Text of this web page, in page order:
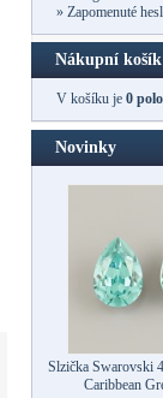
»Zapomenuté
Nákupní košík
V košíku je 0
Novinky
Slzička Swarovski
Caribbean
Slzička Swarovski
Caribbean